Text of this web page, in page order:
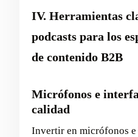
IV. Herramientas
podcasts para los
de contenido B2B
Micrófonos e
calidad
Invertir en micrófonos